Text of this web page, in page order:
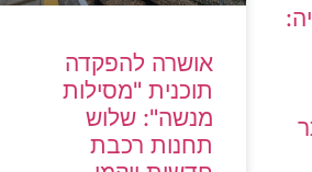
אושרה להפקדה
תוכנית "מסילות
מנשה": שלוש
תחנות רכבת